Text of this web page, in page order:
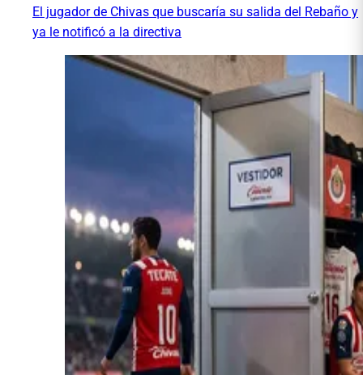
El jugador de Chivas que buscaría su salida del Rebaño y
ya le notificó a la directiva